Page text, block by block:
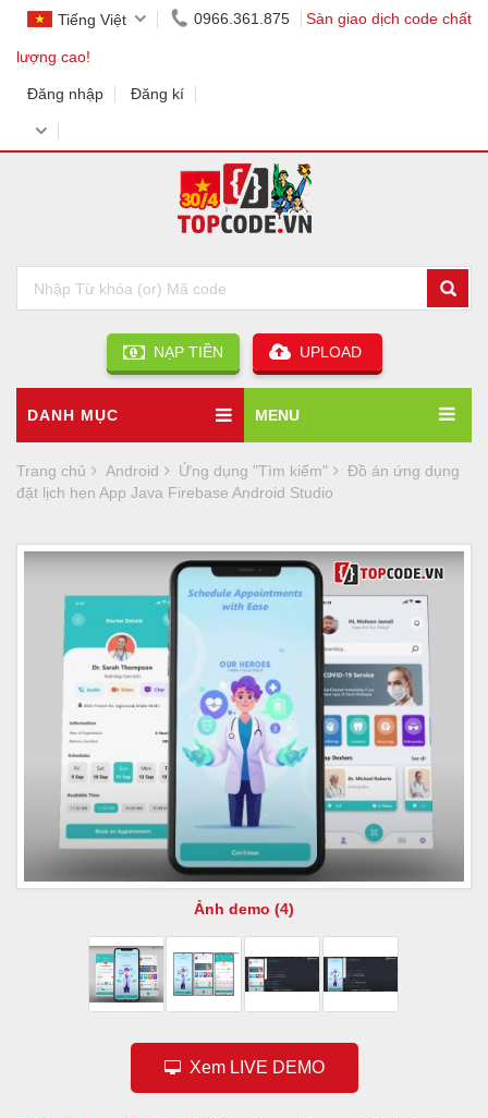
Tiếng Việt 0966.361.875 Sàn giao dịch code chất
lượng cao!
Đăng nhập Đăng kí
NẠP TIỀN UPLOAD
DANH MỤC MENU
Trang chủ Android Ứng dụng "Tìm kiếm"
Đồ án ứng dụng
đặt lịch hẹn App Java Firebase Android Studio
Ảnh demo (4)
Xem LIVE DEMO